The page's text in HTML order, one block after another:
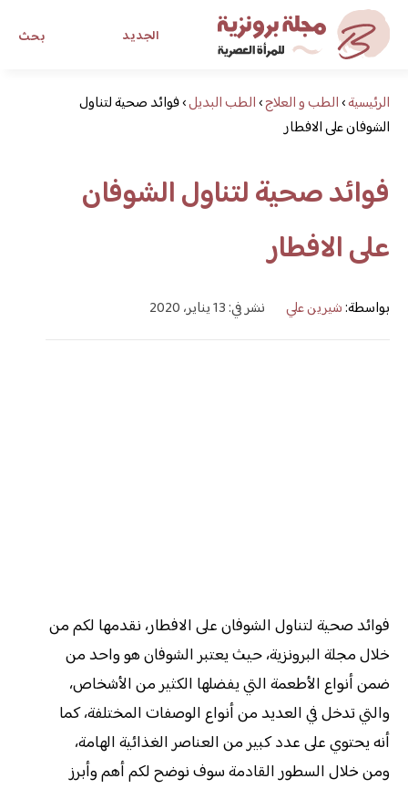
بحث الجديد
مجلة برونزية للفتاة العصريةالرئيسية›الطب و العلاج›الطب البديل›فوائد صحية لتناول
الشوفان على الافطار
فوائد صحية لتناول الشوفان
على الافطار
بواسطة:شيرين علي نشر في: 13 يناير، 2020
فوائد صحية لتناول الشوفان على الافطار، نقدمها لكم من
خلال مجلة البرونزية، حيث يعتبر الشوفان هو واحد من
ضمن أنواع الأطعمة التي يفضلها الكثير من الأشخاص،
والتي تدخل في العديد من أنواع الوصفات المختلفة، كما
أنه يحتوي على عدد كبير من العناصر الغذائية الهامة،
ومن خلال السطور القادمة سوف نوضح لكم أهم وأبرز